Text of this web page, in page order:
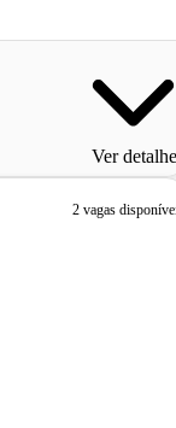
Ver
2 vagas